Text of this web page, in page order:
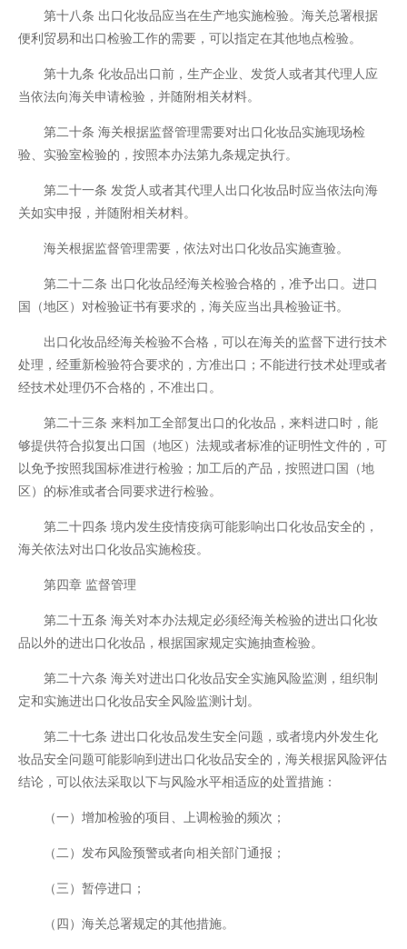
第十八条 出口化妆品应当在生产地实施检验。海关总署根据
便利贸易和出口检验工作的需要，可以指定在其他地点检验。
第十九条 化妆品出口前，生产企业、发货人或者其代理人应
当依法向海关申请检验，并随附相关材料。
第二十条 海关根据监督管理需要对出口化妆品实施现场检
验、实验室检验的，按照本办法第九条规定执行。
第二十一条 发货人或者其代理人出口化妆品时应当依法向海
关如实申报，并随附相关材料。
海关根据监督管理需要，依法对出口化妆品实施查验。
第二十二条 出口化妆品经海关检验合格的，准予出口。进口
国（地区）对检验证书有要求的，海关应当出具检验证书。
出口化妆品经海关检验不合格，可以在海关的监督下进行技术
处理，经重新检验符合要求的，方准出口；不能进行技术处理或者
经技术处理仍不合格的，不准出口。
第二十三条 来料加工全部复出口的化妆品，来料进口时，能
够提供符合拟复出口国（地区）法规或者标准的证明性文件的，可
以免予按照我国标准进行检验；加工后的产品，按照进口国（地
区）的标准或者合同要求进行检验。
第二十四条 境内发生疫情疫病可能影响出口化妆品安全的，
海关依法对出口化妆品实施检疫。
第四章 监督管理
第二十五条 海关对本办法规定必须经海关检验的进出口化妆
品以外的进出口化妆品，根据国家规定实施抽查检验。
第二十六条 海关对进出口化妆品安全实施风险监测，组织制
定和实施进出口化妆品安全风险监测计划。
第二十七条 进出口化妆品发生安全问题，或者境内外发生化
妆品安全问题可能影响到进出口化妆品安全的，海关根据风险评估
结论，可以依法采取以下与风险水平相适应的处置措施：
（一）增加检验的项目、上调检验的频次；
（二）发布风险预警或者向相关部门通报；
（三）暂停进口；
（四）海关总署规定的其他措施。